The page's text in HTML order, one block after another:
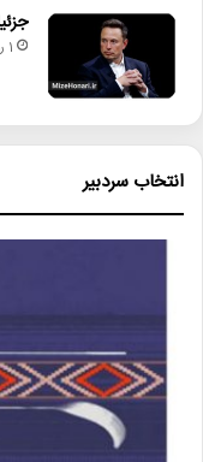
• تالار حافظ میزبان
تجلی_اراده_ملی
فیلم_فجر
1 روز پیش
انتخاب سردبیر